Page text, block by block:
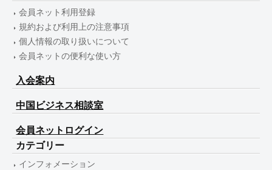
会員ネット利用登録
規約および利用上の注意事項
個人情報の取り扱いについて
会員ネットの便利な使い方
入会案内
中国ビジネス相談室
会員ネットログイン
カテゴリー
インフォメーション